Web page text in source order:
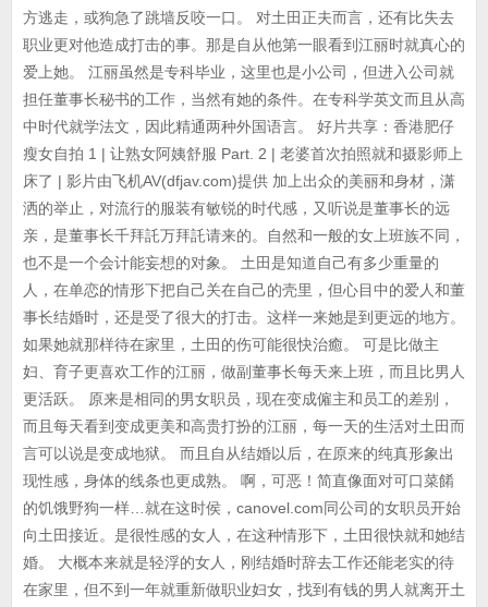
方逃走，或狗急了跳墙反咬一口。 对土田正夫而言，还有比失去
职业更对他造成打击的事。那是自从他第一眼看到江丽时就真心的
爱上她。 江丽虽然是专科毕业，这里也是小公司，但进入公司就
担任董事长秘书的工作，当然有她的条件。在专科学英文而且从高
中时代就学法文，因此精通两种外国语言。 好片共享：香港肥仔
瘦女自拍 1 | 让熟女阿姨舒服 Part. 2 | 老婆首次拍照就和摄影师上
床了 | 影片由飞机AV(dfjav.com)提供 加上出众的美丽和身材，潇
洒的举止，对流行的服装有敏锐的时代感，又听说是董事长的远
亲，是董事长千拜託万拜託请来的。自然和一般的女上班族不同，
也不是一个会计能妄想的对象。 土田是知道自己有多少重量的
人，在单恋的情形下把自己关在自己的壳里，但心目中的爱人和董
事长结婚时，还是受了很大的打击。这样一来她是到更远的地方。
如果她就那样待在家里，土田的伤可能很快治癒。 可是比做主
妇、育子更喜欢工作的江丽，做副董事长每天来上班，而且比男人
更活跃。 原来是相同的男女职员，现在变成僱主和员工的差别，
而且每天看到变成更美和高贵打扮的江丽，每一天的生活对土田而
言可以说是变成地狱。 而且自从结婚以后，在原来的纯真形象出
现性感，身体的线条也更成熟。 啊，可恶！简直像面对可口菜餚
的饥饿野狗一样…就在这时侯，canovel.com同公司的女职员开始
向土田接近。是很性感的女人，在这种情形下，土田很快就和她结
婚。 大概本来就是轻浮的女人，刚结婚时辞去工作还能老实的待
在家里，但不到一年就重新做职业妇女，找到有钱的男人就离开土